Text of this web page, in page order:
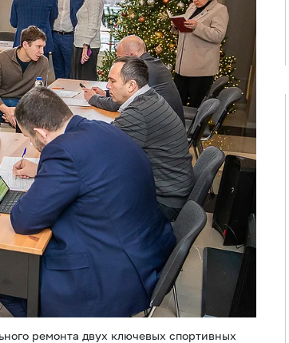
ремонта двух ключевых спортивных